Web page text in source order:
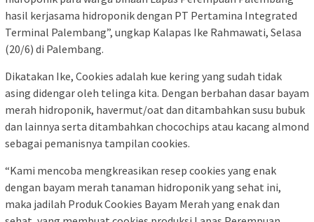
hasil kerjasama hidroponik dengan PT Pertamina Integrated
Terminal Palembang”, ungkap Kalapas Ike Rahmawati, Selasa
(20/6) di Palembang.
Dikatakan Ike, Cookies adalah kue kering yang sudah tidak
asing didengar oleh telinga kita. Dengan berbahan dasar bayam
merah hidroponik, havermut/oat dan ditambahkan susu bubuk
dan lainnya serta ditambahkan chocochips atau kacang almond
sebagai pemanisnya tampilan cookies.
“Kami mencoba mengkreasikan resep cookies yang enak
dengan bayam merah tanaman hidroponik yang sehat ini,
maka jadilah Produk Cookies Bayam Merah yang enak dan